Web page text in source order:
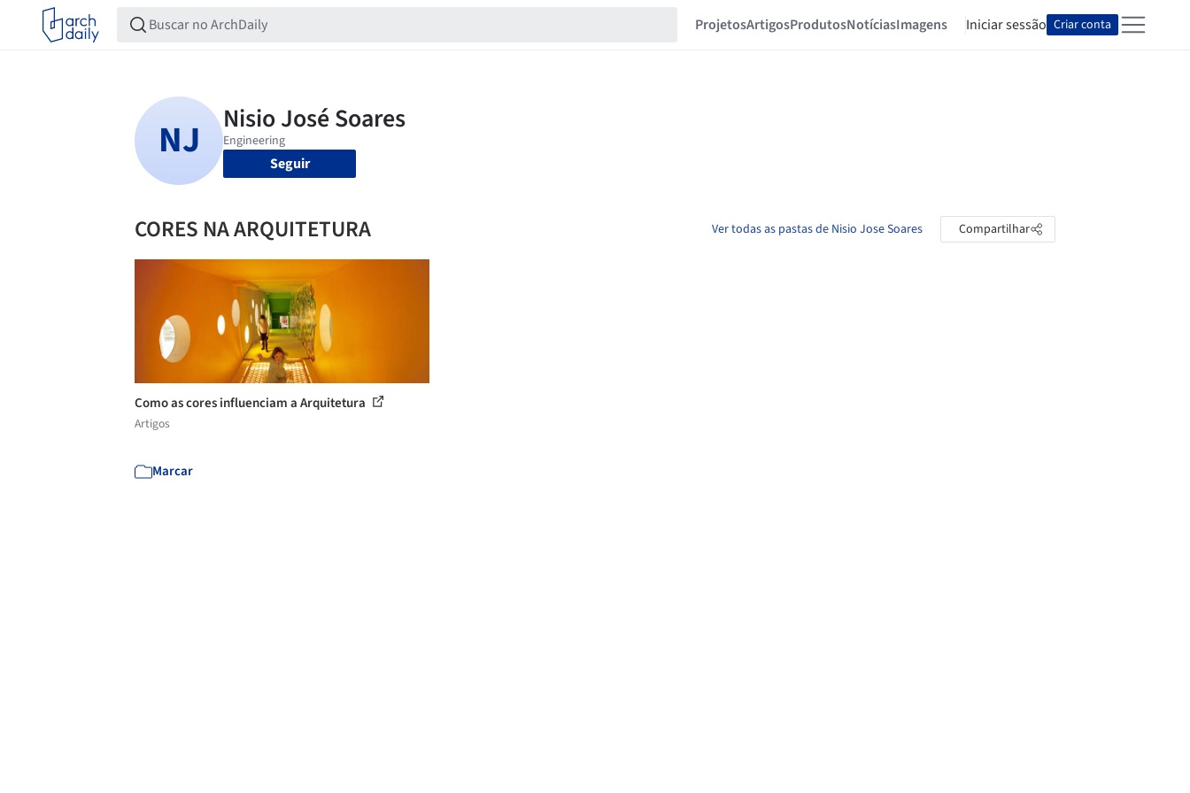
ProjetosArtigosProdutosNotíciasImagens Iniciar sessão Criar conta
Seguir
CORES NA ARQUITETURA Ver todas as pastas de Nisio Jose Soares Compartilhar
Como as cores influenciam a Arquitetura
Artigos
Marcar